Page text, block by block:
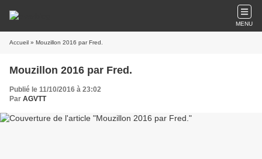
MENU
Accueil » Mouzillon 2016 par Fred.
Mouzillon 2016 par Fred.
Publié le 11/10/2016 à 23:02
Par AGVTT